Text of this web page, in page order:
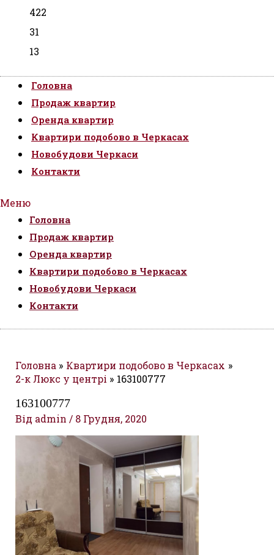
422
31
13
Головна
Продаж квартир
Оренда квартир
Квартири подобово в Черкасах
Новобудови Черкаси
Контакти
Меню
Головна
Продаж квартир
Оренда квартир
Квартири подобово в Черкасах
Новобудови Черкаси
Контакти
Головна
Квартири подобово в Черкасах
2-к Люкс у центрі
163100777
163100777
Від admin / 8 Грудня, 2020